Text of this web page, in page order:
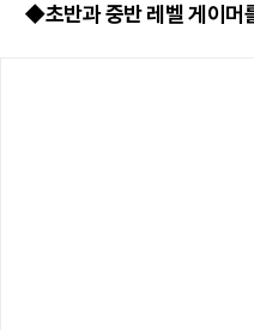
◆초반과 중반 레벨 게이머